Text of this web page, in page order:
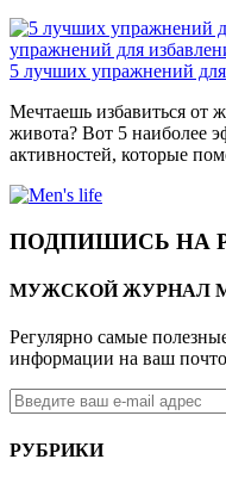
упражнений для
5 лучших упражнений
Мечтаешь избавиться от
живота? Вот 5 наиболее
активностей, которые
ПОДПИШИСЬ НА
МУЖСКОЙ ЖУРНАЛ
Регулярно самые
информации на ваш
РУБРИКИ